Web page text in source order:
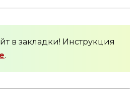
в закладки! Инструкция
.